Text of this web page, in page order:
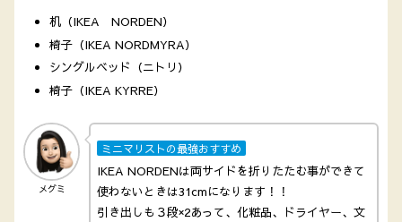
机（IKEA NORDEN）
椅子（IKEA NORDMYRA）
シングルベッド（ニトリ）
椅子（IKEA KYRRE）
メグミ
ミニマリストの最強おすすめ
IKEA NORDENは両サイドを折りたたむ事ができて
使わないときは31cmになります！！
引き出しも３段×2あって、化粧品、ドライヤー、文